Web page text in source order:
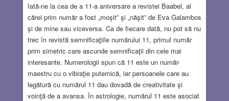
Iată-ne la cea de a 11-a aniversare a revistei Baabel, al
cărei prim număr a fost „moşit” şi „năşit” de Eva Galambos
şi de mine sau viceversa. Ca de fiecare dată, nu pot să nu
trec în revistă semnificaţiile numărului 11, primul număr
prim simetric care ascunde semnificaţii din cele mai
interesante. Numerologii spun că 11 este un număr-
maestru cu o vibraţie puternică, iar persoanele care au
legătură cu numărul 11 dau dovadă de creativitate şi
voinţă de a avansa. În astrologie, numărul 11 este asociat